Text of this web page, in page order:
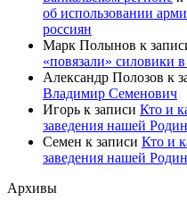
об использовании
россиян
Марк Полынов к
«повязали» силовики
Александр Полозов к
Владимир Семенович
Игорь к записи Кто и
заведения нашей
Семен к записи Кто и
заведения нашей
Архивы